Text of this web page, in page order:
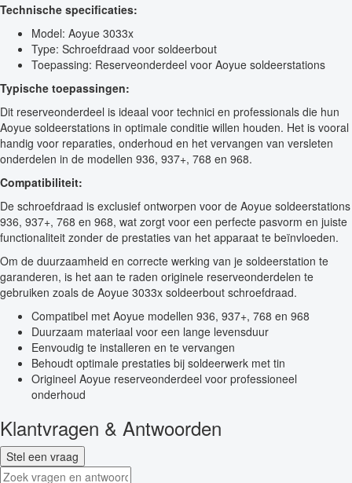
Technische specificaties:
Model: Aoyue 3033x
Type: Schroefdraad voor soldeerbout
Toepassing: Reserveonderdeel voor Aoyue soldeerstations
Typische toepassingen:
Dit reserveonderdeel is ideaal voor technici en professionals die hun
Aoyue soldeerstations in optimale conditie willen houden. Het is vooral
handig voor reparaties, onderhoud en het vervangen van versleten
onderdelen in de modellen 936, 937+, 768 en 968.
Compatibiliteit:
De schroefdraad is exclusief ontworpen voor de Aoyue soldeerstations
936, 937+, 768 en 968, wat zorgt voor een perfecte pasvorm en juiste
functionaliteit zonder de prestaties van het apparaat te beïnvloeden.
Om de duurzaamheid en correcte werking van je soldeerstation te
garanderen, is het aan te raden originele reserveonderdelen te
gebruiken zoals de Aoyue 3033x soldeerbout schroefdraad.
Compatibel met Aoyue modellen 936, 937+, 768 en 968
Duurzaam materiaal voor een lange levensduur
Eenvoudig te installeren en te vervangen
Behoudt optimale prestaties bij soldeerwerk met tin
Origineel Aoyue reserveonderdeel voor professioneel
onderhoud
Klantvragen & Antwoorden
Stel een vraag